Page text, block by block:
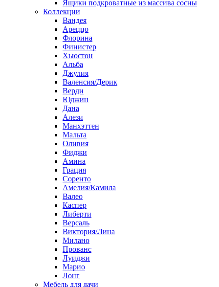
Ящики подкроватные из массива сосны
Коллекции
Вандея
Ареццо
Флорина
Финистер
Хьюстон
Альба
Джулия
Валенсия/Дерик
Верди
Юджин
Дана
Алези
Манхэттен
Мальта
Оливия
Фиджи
Амина
Грация
Соренто
Амелия/Камила
Валео
Каспер
Либерти
Версаль
Виктория/Лина
Милано
Прованс
Луиджи
Марио
Лонг
Мебель для дачи